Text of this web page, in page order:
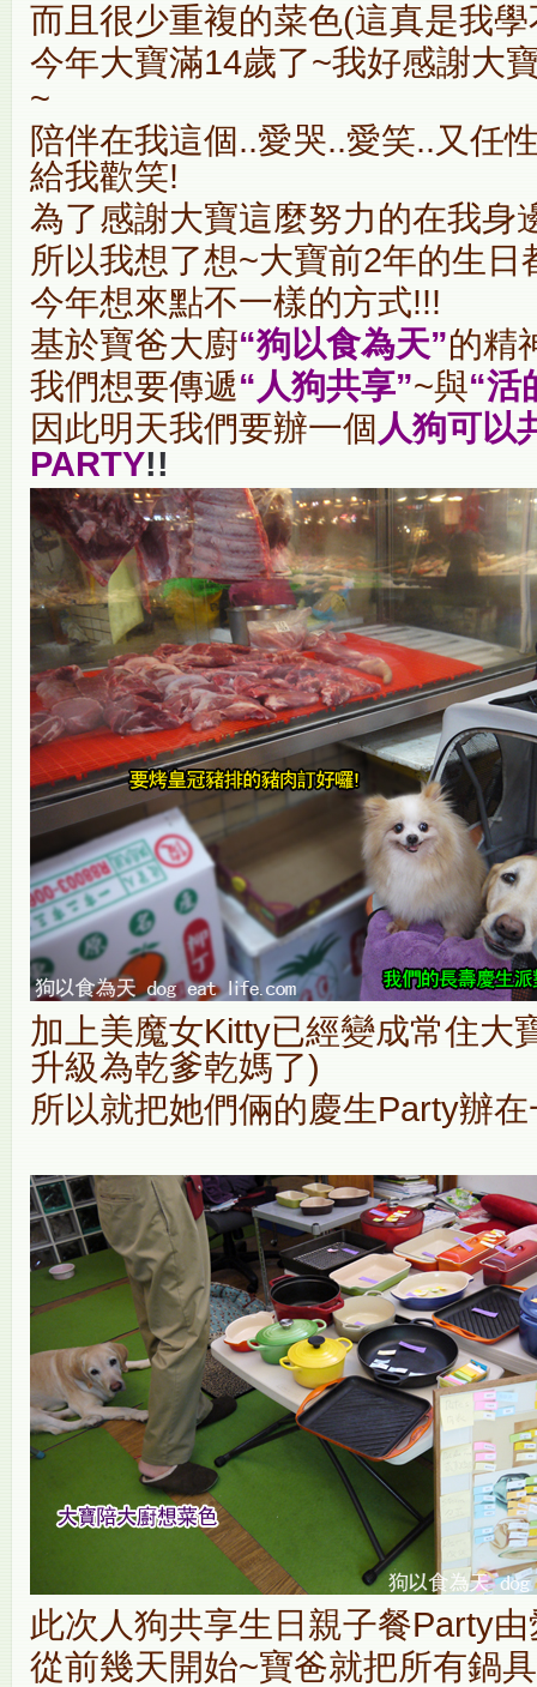
而且很少重複的菜色(這真是我
今年大寶滿14歲了~我好感謝大
~
陪伴在我這個..愛哭..愛笑..又任
給我歡笑!
為了感謝大寶這麼努力的在我身
所以我想了想~大寶前2年的生日
今年想來點不一樣的方式!!!
基於寶爸大廚“狗以食為天”的精
我們想要傳遞“人狗共享”~與“活
因此明天我們要辦一個 人狗可以
PARTY!!
加上美魔女Kitty已經變成常住大
升級為乾爹乾媽了)
所以就把她們倆的慶生Party辦
此次人狗共享生日親子餐Party
從前幾天開始~寶爸就把所有鍋